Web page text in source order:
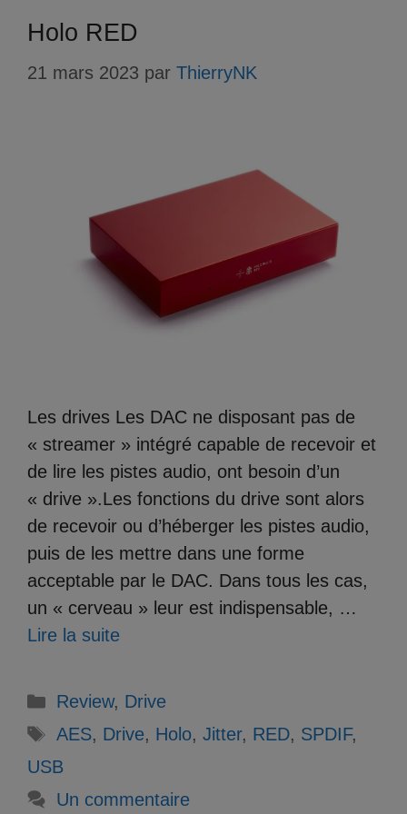
Holo RED
21 mars 2023 par ThierryNK
Les drives Les DAC ne disposant pas de
« streamer » intégré capable de recevoir et
de lire les pistes audio, ont besoin d’un
« drive ».Les fonctions du drive sont alors
de recevoir ou d’héberger les pistes audio,
puis de les mettre dans une forme
acceptable par le DAC. Dans tous les cas,
un « cerveau » leur est indispensable, …
Lire la suite
Catégories
Review, Drive
Étiquettes
AES, Drive, Holo, Jitter, RED, SPDIF,
USB
Un commentaire